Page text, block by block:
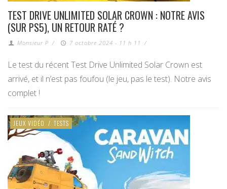
TEST DRIVE UNLIMITED SOLAR CROWN : NOTRE AVIS
(SUR PS5), UN RETOUR RATÉ ?
Monsieur P / 7 octobre 2024 - 11 h 11 /
Le test du récent Test Drive Unlimited Solar Crown est
arrivé, et il n’est pas foufou (le jeu, pas le test). Notre avis
complet !
JEUX VIDÉO / TESTS